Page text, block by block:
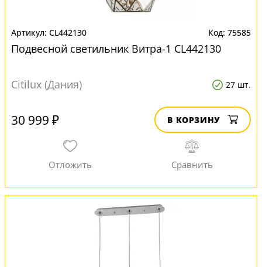
CL442130 75585
Подвесной светильник Витра-1 CL442130
Citilux (Дания) 27 шт.
30 999 ₽ В КОРЗИНУ